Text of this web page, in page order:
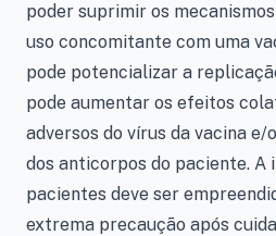
poder suprimir os
uso concomitante com uma
pode potencializar a
pode aumentar os efeitos
adversos do vírus da vacina
dos anticorpos do paciente. A
pacientes deve ser
extrema precaução após